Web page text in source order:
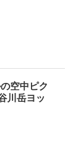
空中ピク
川岳ヨッ